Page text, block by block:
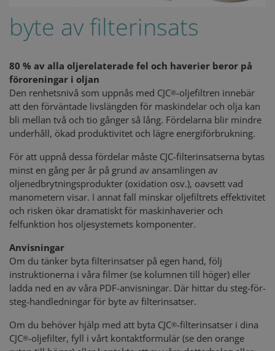
byte av filterinsats
80 % av alla oljerelaterade fel och haverier beror på
föroreningar i oljan
Den renhetsnivå som uppnås med CJC®-oljefiltren innebär
att den förväntade livslängden för maskindelar och olja kan
bli mellan två och tio gånger så lång. Fördelarna blir mindre
underhåll, ökad produktivitet och lägre energiförbrukning.
För att uppnå dessa fördelar måste CJC-filterinsatserna bytas
minst en gång per år på grund av ansamlingen av
oljenedbrytningsprodukter (oxidation osv.), oavsett vad
manometern visar. I annat fall minskar oljefiltrets effektivitet
och risken ökar dramatiskt för maskinhaverier och
felfunktion hos oljesystemets komponenter.
Anvisningar
Om du tänker byta filterinsatser på egen hand, följ
instruktionerna i våra filmer (se kolumnen till höger) eller
ladda ned en av våra PDF-anvisningar. Där hittar du steg-för-
steg-handledningar för byte av filterinsatser.
Om du behöver hjälp med att byta CJC®-filterinsatser i dina
CJC®-oljefilter, fyll i vårt kontaktformulär (se den orange